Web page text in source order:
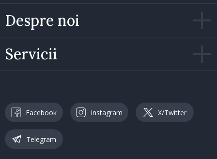
Despre noi
Servicii
Facebook Instagram X/Twitter
Telegram